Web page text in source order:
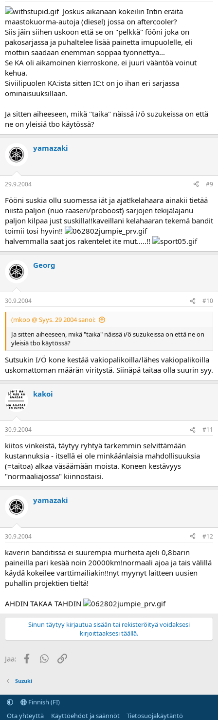
Joskus aikanaan kokeilin Intin eräitä
maastokuorma-autoja (diesel) jossa on aftercooler?
Siis jäin siihen uskoon että se on "pelkkä" fööni joka on
pakosarjassa ja puhaltelee lisää painetta imupuolelle, eli
mottiin saadaan enemmän soppaa työnnettyä...
Se KA oli aikamoinen kierroskone, ei juuri vääntöä voinut
kehua.
Siviilipuolen KA:ista sitten IC:t on jo ihan eri sarjassa
ominaisuuksillaan.
Ja sitten aiheeseen, mikä "taika" näissä i/ö suzukeissa on että
ne on yleisiä tbo käytössä?
yamazaki
29.9.2004 #9
Fööni suskia ollu suomessa iät ja ajat!kelahaara ainakii tietää
niistä paljon (nuo raaseri/proboost) sarjojen tekijä!ajanu
paljon kilpaa just suskilla!!kaveillani kelahaaran tekemä bandit
toimii tosi hyvin!!
halvemmalla saat jos rakentelet ite mut.....!!
Georg
30.9.2004 #10
(mkoo @ Syys. 29 2004 sanoi:
Ja sitten aiheeseen, mikä "taika" näissä i/ö suzukeissa on että ne on
yleisiä tbo käytössä?
Sutsukin I/Ö kone kestää vakiopalikoilla/lähes vakiopalikoilla
uskomattoman määrän viritystä. Siinäpä taitaa olla suurin syy.
kakoi
30.9.2004 #11
kiitos vinkeistä, täytyy ryhtyä tarkemmin selvittämään
kustannuksia - itsellä ei ole minkäänlaisia mahdollisuuksia
(=taitoa) alkaa väsäämään moista. Koneen kestävyys
"normaaliajossa" kiinnostaisi.
yamazaki
30.9.2004 #12
kaverin banditissa ei suurempia murheita ajeli 0,8barin
paineilla pari kesää noin 20000km!normaali ajoa ja tais välillä
käydä kokeilee varttimailiakin!!nyt myynyt laitteen uusien
puhallin projektien tieltä!
AHDIN TAKAA TAHDIN
Sinun täytyy kirjautua sisään tai rekisteröityä voidaksesi
kirjoittaaksesi täällä.
Jaa: FacebookWhatsApp
Linkki
Suzuki
Finnish (FI)
Ota yhteyttä
Käyttöehdot ja säännöt Tietosuojakäytäntö